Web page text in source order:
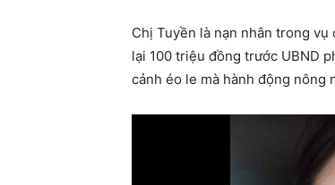
Chị Tuyền là nạn nhân trong
lại 100 triệu đồng trước UBND
cảnh éo le mà hành động nông